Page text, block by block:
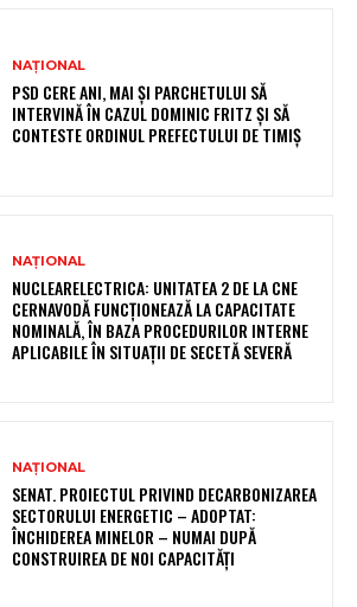
NAȚIONAL
PSD CERE ANI, MAI ȘI PARCHETULUI SĂ
INTERVINĂ ÎN CAZUL DOMINIC FRITZ ȘI SĂ
CONTESTE ORDINUL PREFECTULUI DE TIMIȘ
NAȚIONAL
NUCLEARELECTRICA: UNITATEA 2 DE LA CNE
CERNAVODĂ FUNCȚIONEAZĂ LA CAPACITATE
NOMINALĂ, ÎN BAZA PROCEDURILOR INTERNE
APLICABILE ÎN SITUAȚII DE SECETĂ SEVERĂ
NAȚIONAL
SENAT. PROIECTUL PRIVIND DECARBONIZAREA
SECTORULUI ENERGETIC – ADOPTAT:
ÎNCHIDEREA MINELOR – NUMAI DUPĂ
CONSTRUIREA DE NOI CAPACITĂȚI